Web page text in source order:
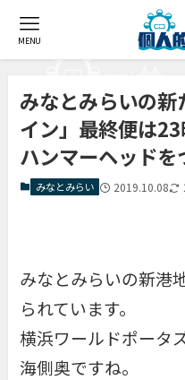
MENU
みなとみらいの
イン」最終便は
ハンマーヘッド
みなとみらい 2019.10.08
みなとみらいの新港
られています。
横浜ワールドポータ
海側奥ですね。